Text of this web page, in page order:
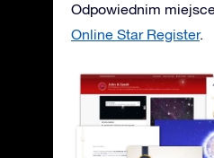
Odpowiednim
Online Star Register.